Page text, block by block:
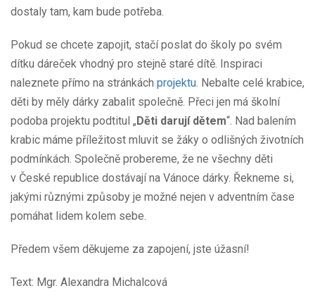
dostaly tam, kam bude potřeba.
Pokud se chcete zapojit, stačí poslat do školy po svém
dítku dáreček vhodný pro stejně staré dítě. Inspiraci
naleznete přímo na stránkách projektu . Nebalte celé krabice,
děti by měly dárky zabalit společně. Přeci jen má školní
podoba projektu podtitul „Děti darují dětem“. Nad balením
krabic máme příležitost mluvit se žáky o odlišných životních
podmínkách. Společně probereme, že ne všechny děti
v České republice dostávají na Vánoce dárky. Řekneme si,
jakými různými způsoby je možné nejen v adventním čase
pomáhat lidem kolem sebe.
Předem všem děkujeme za zapojení, jste úžasní!
Text: Mgr. Alexandra Michalcová